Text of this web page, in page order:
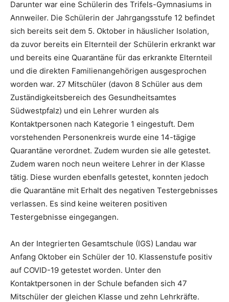
Darunter war eine Schülerin des Trifels-Gymnasiums in
Annweiler. Die Schülerin der Jahrgangsstufe 12 befindet
sich bereits seit dem 5. Oktober in häuslicher Isolation,
da zuvor bereits ein Elternteil der Schülerin erkrankt war
und bereits eine Quarantäne für das erkrankte Elternteil
und die direkten Familienangehörigen ausgesprochen
worden war. 27 Mitschüler (davon 8 Schüler aus dem
Zuständigkeitsbereich des Gesundheitsamtes
Südwestpfalz) und ein Lehrer wurden als
Kontaktpersonen nach Kategorie 1 eingestuft. Dem
vorstehenden Personenkreis wurde eine 14-tägige
Quarantäne verordnet. Zudem wurden sie alle getestet.
Zudem waren noch neun weitere Lehrer in der Klasse
tätig. Diese wurden ebenfalls getestet, konnten jedoch
die Quarantäne mit Erhalt des negativen Testergebnisses
verlassen. Es sind keine weiteren positiven
Testergebnisse eingegangen.
An der Integrierten Gesamtschule (IGS) Landau war
Anfang Oktober ein Schüler der 10. Klassenstufe positiv
auf COVID-19 getestet worden. Unter den
Kontaktpersonen in der Schule befanden sich 47
Mitschüler der gleichen Klasse und zehn Lehrkräfte.